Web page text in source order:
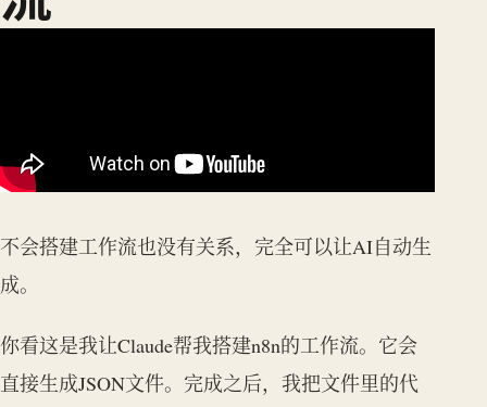
不会搭建工作流也没有关系，完全可以让AI自动生
成。
你看这是我让Claude帮我搭建n8n的工作流。它会
直接生成JSON文件。完成之后，我把文件里的代